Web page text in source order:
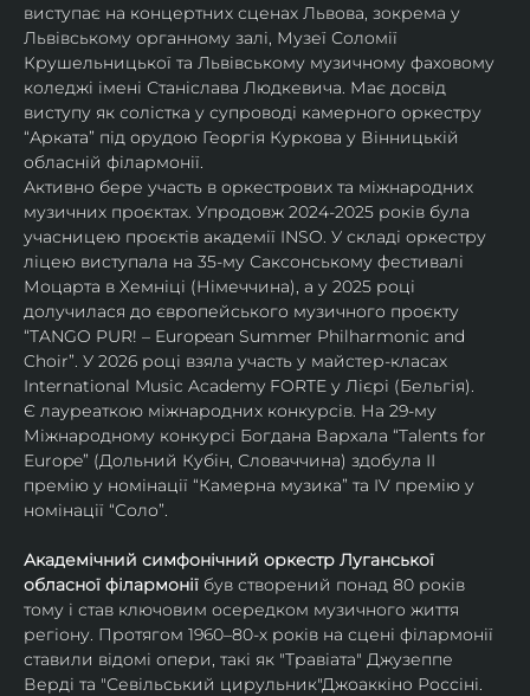
виступає на концертних сценах Львова, зокрема у
Львівському органному залі, Музеї Соломії
Крушельницької та Львівському музичному фаховому
коледжі імені Станіслава Людкевича. Має досвід
виступу як солістка у супроводі камерного оркестру
“Арката” під орудою Георгія Куркова у Вінницькій
обласній філармонії.
Активно бере участь в оркестрових та міжнародних
музичних проєктах. Упродовж 2024-2025 років була
учасницею проєктів академії INSO. У складі оркестру
ліцею виступала на 35-му Саксонському фестивалі
Моцарта в Хемніці (Німеччина), а у 2025 році
долучилася до європейського музичного проєкту
“TANGO PUR! – European Summer Philharmonic and
Choir”. У 2026 році взяла участь у майстер-класах
International Music Academy FORTE у Лієрі (Бельгія).
Є лауреаткою міжнародних конкурсів. На 29-му
Міжнародному конкурсі Богдана Вархала “Talents for
Europe” (Дольний Кубін, Словаччина) здобула ІІ
премію у номінації “Камерна музика” та IV премію у
номінації “Соло”.
Академічний симфонічний оркестр Луганської
обласної філармонії був створений понад 80 років
тому і став ключовим осередком музичного життя
регіону. Протягом 1960–80-х років на сцені філармонії
ставили відомі опери, такі як "Травіата" Джузеппе
Верді та "Севільський цирульник"Джоаккіно Россіні.